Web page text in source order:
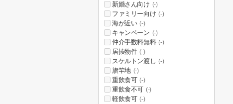
新婚さん向け (-)
ファミリー向け (-)
海が近い (-)
キャンペーン (-)
仲介手数料無料 (-)
居抜物件 (-)
スケルトン渡し (-)
旗竿地 (-)
重飲食可 (-)
重飲食不可 (-)
軽飲食可 (-)